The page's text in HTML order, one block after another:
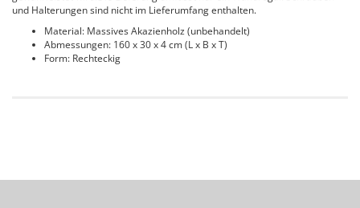
und Halterungen sind nicht im Lieferumfang enthalten.
Material: Massives Akazienholz (unbehandelt)
Abmessungen: 160 x 30 x 4 cm (L x B x T)
Form: Rechteckig